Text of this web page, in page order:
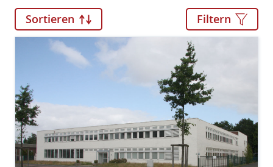
Sortieren Filtern